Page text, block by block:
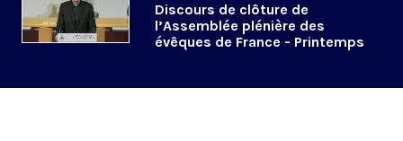
Discours de clôture de
l’Assemblée plénière des
évêques de France - Printemps